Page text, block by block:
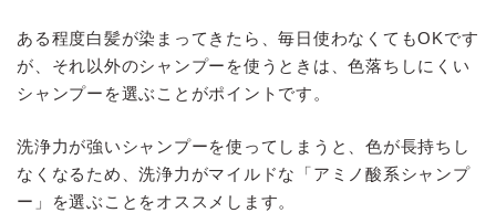
ある程度白髪が染まってきたら、毎日使わなくてもOKです
が、それ以外のシャンプーを使うときは、色落ちしにくい
シャンプーを選ぶことがポイントです。
洗浄力が強いシャンプーを使ってしまうと、色が長持ちし
なくなるため、洗浄力がマイルドな「アミノ酸系シャンプ
ー」を選ぶことをオススメします。